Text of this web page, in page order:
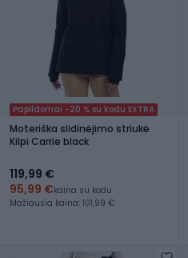
Papildomai -20 % su kodu EXTRA
Moteriška slidinėjimo striukė
Kilpi Carrie black
119,99 €
95,99 €kaina su kodu
Mažiausia kaina: 101,99 €